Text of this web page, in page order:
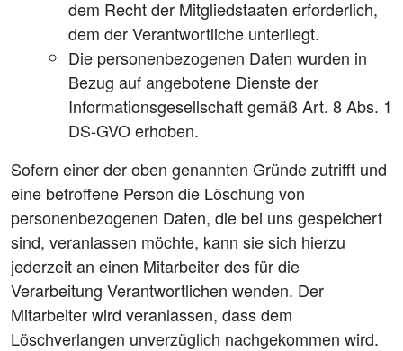
dem Recht der Mitgliedstaaten erforderlich,
dem der Verantwortliche unterliegt.
Die personenbezogenen Daten wurden in
Bezug auf angebotene Dienste der
Informationsgesellschaft gemäß Art. 8 Abs. 1
DS-GVO erhoben.
Sofern einer der oben genannten Gründe zutrifft und
eine betroffene Person die Löschung von
personenbezogenen Daten, die bei uns gespeichert
sind, veranlassen möchte, kann sie sich hierzu
jederzeit an einen Mitarbeiter des für die
Verarbeitung Verantwortlichen wenden. Der
Mitarbeiter wird veranlassen, dass dem
Löschverlangen unverzüglich nachgekommen wird.